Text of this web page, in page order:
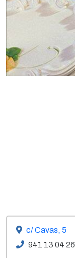
c/ Cavas, 5
941 13 04 26